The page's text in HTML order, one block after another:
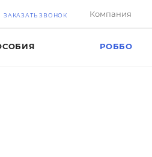
ЗАКАЗАТЬ ЗВОНОК Компания
РОББО